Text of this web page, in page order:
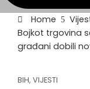
Home
Bojkot trgovina
građani dobili
BIH, VIJESTI